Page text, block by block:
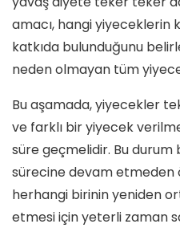
amacı, hangi yiyeceklerin
katkıda bulunduğunu
neden olmayan tüm
Bu aşamada, yiyecekler
ve farklı bir yiyecek
süre geçmelidir. Bu durum
sürecine devam etmeden
herhangi birinin yeniden
etmesi için yeterli zaman